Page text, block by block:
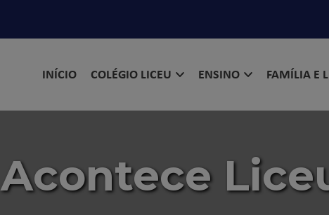
INÍCIO COLÉGIO LICEU ENSINO FAMÍLIA E
Acontece